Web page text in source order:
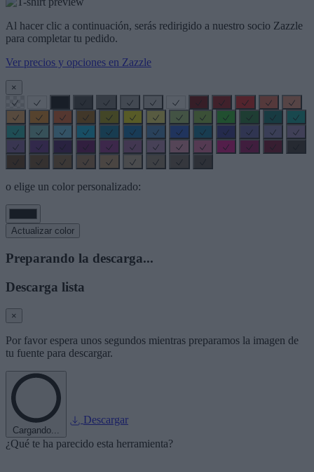
Al hacer clic a continuación, serás redirigido a nuestro socio Zazzle
para completar tu pedido.
Ver precios y opciones en Zazzle
×
o elige un color personalizado:
Actualizar color
Preparando la descarga...
Descarga lista
×
Por favor espera unos segundos mientras preparamos la imagen de
tu fuente para descargar.
Cargando...
Descargar
¿Qué te ha parecido esta herramienta?